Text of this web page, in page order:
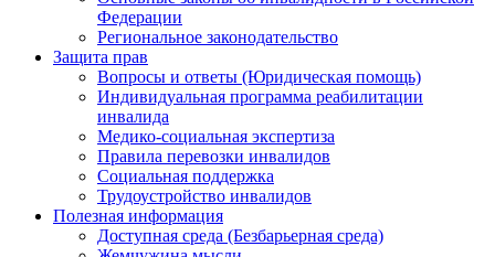
Федерации
Региональное законодательство
Защита прав
Вопросы и ответы (Юридическая помощь)
Индивидуальная программа реабилитации
инвалида
Медико-социальная экспертиза
Правила перевозки инвалидов
Социальная поддержка
Трудоустройство инвалидов
Полезная информация
Доступная среда (Безбарьерная среда)